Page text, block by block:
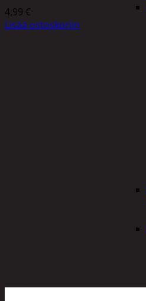
4,99 €
Lisää ostoskoriin